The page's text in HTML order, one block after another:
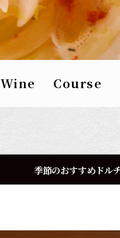
Wine Course
季節のおすすめドル